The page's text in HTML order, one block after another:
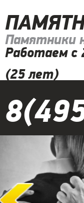
Памятники
Работаем с
(25 лет)